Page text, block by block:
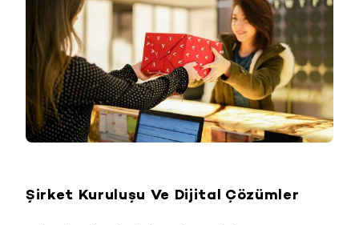
Şirket Kuruluşu Ve Dijital Çözümler